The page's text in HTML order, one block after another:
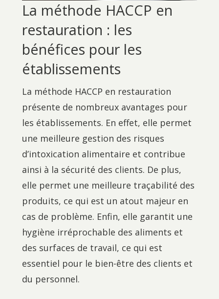
La méthode HACCP en
restauration : les
bénéfices pour les
établissements
La méthode HACCP en restauration
présente de nombreux avantages pour
les établissements. En effet, elle permet
une meilleure gestion des risques
d’intoxication alimentaire et contribue
ainsi à la sécurité des clients. De plus,
elle permet une meilleure traçabilité des
produits, ce qui est un atout majeur en
cas de problème. Enfin, elle garantit une
hygiène irréprochable des aliments et
des surfaces de travail, ce qui est
essentiel pour le bien-être des clients et
du personnel.